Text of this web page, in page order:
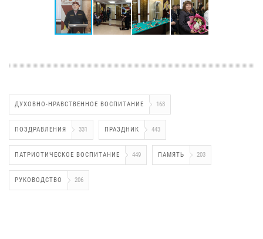
ДУХОВНО-НРАВСТВЕННОЕ ВОСПИТАНИЕ 168
ПОЗДРАВЛЕНИЯ 331 ПРАЗДНИК 443
ПАТРИОТИЧЕСКОЕ ВОСПИТАНИЕ 449 ПАМЯТЬ 203
РУКОВОДСТВО 206